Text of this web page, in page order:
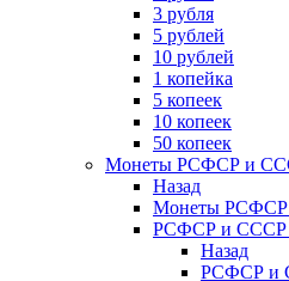
3 рубля
5 рублей
10 рублей
1 копейка
5 копеек
10 копеек
50 копеек
Монеты РСФСР и
Назад
Монеты
РСФСР и СССР
Назад
РСФСР и